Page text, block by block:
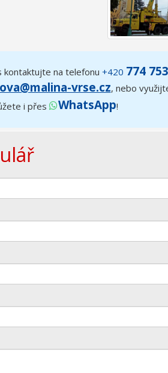
kontaktujte na telefonu +420 774
vrse.cz, nebo
i přes
WhatsApp!